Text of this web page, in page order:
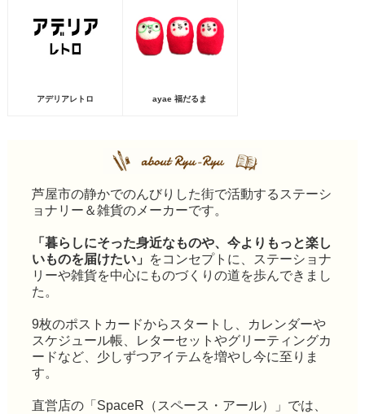
アデリアレトロ ayae 福だるま
芦屋市の静かでのんびりした街で活動するステーシ
ョナリー＆雑貨のメーカーです。
「暮らしにそった身近なものや、今よりもっと楽し
いものを届けたい」
をコンセプトに、ステーショナ
リーや雑貨を中心にものづくりの道を歩んできまし
た。
9枚のポストカードからスタートし、カレンダーや
スケジュール帳、レターセットやグリーティングカ
ードなど、少しずつアイテムを増やし今に至りま
す。
直営店の「SpaceR（スペース・アール）」では、